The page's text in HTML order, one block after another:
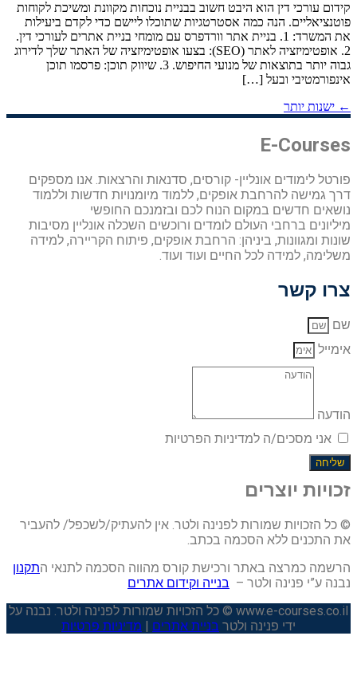
קידום עורכי דין הוא היבט חשוב בבניית נוכחות מקוונת ומשיכת לקוחות
פוטנציאליים. הנה כמה אסטרטגיות שתוכלו ליישם כדי לקדם ביעילות
את המשרד: 1. בניית אתר וורדפרס עם מומחי בניית אתרים לעורכי דין.
2. אופטימיזציה לאתר (SEO): בצעו אופטימיזציה של האתר שלך לדירוג
גבוה יותר בתוצאות של מנועי החיפוש. 3. שיווק תוכן: פרסמו תוכן
אינפורמטיבי ובעל […]
← ישנות יותר
E-Courses
פורטל לימודים אונליין- קורסים, סדנאות והרצאות. אנו מספקים
דרך גמישה להרחבת אופקים, ללמוד מיומנויות חדשות וללמוד
נושאים חדשים במקום הנוח לכם ובזמנכם החופשי
מיליונים ברחבי העולם לומדים ורוכשים השכלה אונליין מסיבות
שונות ומגוונות, ביניהן: הרחבת אופקים, פיתוח הקריירה, למידה
משלימה, למידה לכל החיים ועוד ועוד.
צרו קשר
שם
אימייל
הודעה
אני מסכים/ה למדיניות הפרטיות
שליחה
זכויות יוצרים
© כל הזכויות שמורות לפנינה ולטר. אין להעתיק/לשכפל/ להעביר
את התכנים ללא הסכמה בכתב.
הרשמה כמרצה באתר ורכישת קורס מהווה הסכמה לתנאי התקנון
נבנה ע”י פנינה ולטר – בנייה וקידום אתרים
www.e-courses.co.il © כל הזכויות שמורות לפנינה ולטר. נבנה על
ידי פנינה ולטר בניית אתרים | מדיניות פרטיות